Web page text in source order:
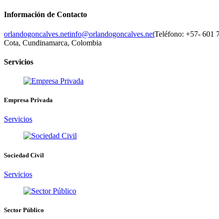
Información de Contacto
orlandogoncalves.netinfo@orlandogoncalves.netTeléfono: +57- 601
Cota, Cundinamarca, Colombia
Servicios
Empresa Privada
Servicios
Sociedad Civil
Servicios
Sector Público